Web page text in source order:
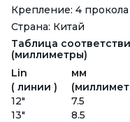
Крепление: 4 прокола
Страна: Китай
Таблица
(миллиметры)
Lin
мм
( линии )
12"
7.5
13"
8.5